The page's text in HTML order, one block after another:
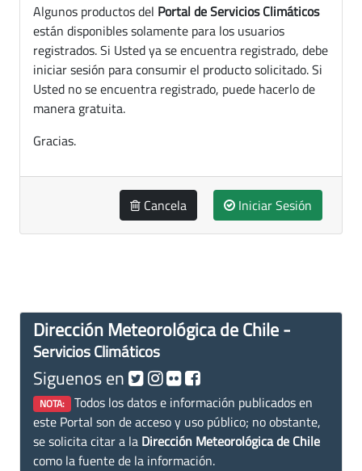
Algunos productos del Portal de Servicios Climáticos
están disponibles solamente para los usuarios
registrados. Si Usted ya se encuentra registrado, debe
iniciar sesión para consumir el producto solicitado. Si
Usted no se encuentra registrado, puede hacerlo de
manera gratuita.
Gracias.
Cancela Iniciar Sesión
Dirección Meteorológica de Chile -
Servicios Climáticos
Siguenos en
NOTA: Todos los datos e información publicados en
este Portal son de acceso y uso público; no obstante,
se solicita citar a la Dirección Meteorológica de Chile
como la fuente de la información.